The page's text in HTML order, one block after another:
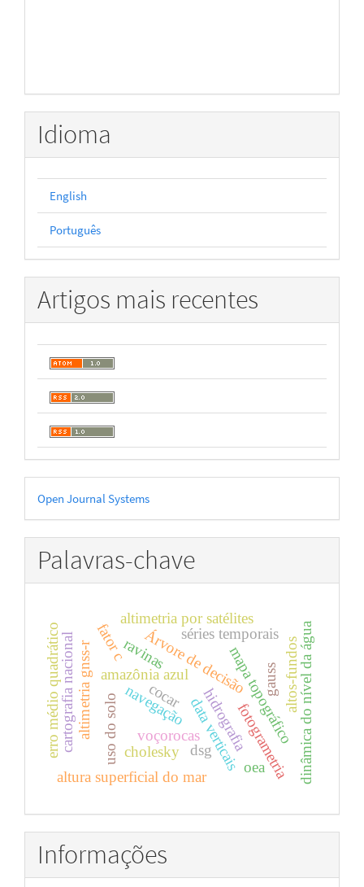
Idioma
English
Português
Artigos mais recentes
Desenvolvido
por
Open Journal Systems
Palavras-chave
data verticais
amazônia azul
voçorocas
ravinas
uso do solo
Árvore de decisão
altimetria por satélites
altura superficial do mar
mapa topográfico
séries temporais
altimetria gnss-r dinâmica do nível da água
hidrografia
altos-fundos
navegação fotogrametria
cartografia nacional cocar
dsg
fator c
erro médio quadrático gauss
cholesky
oea
Informações